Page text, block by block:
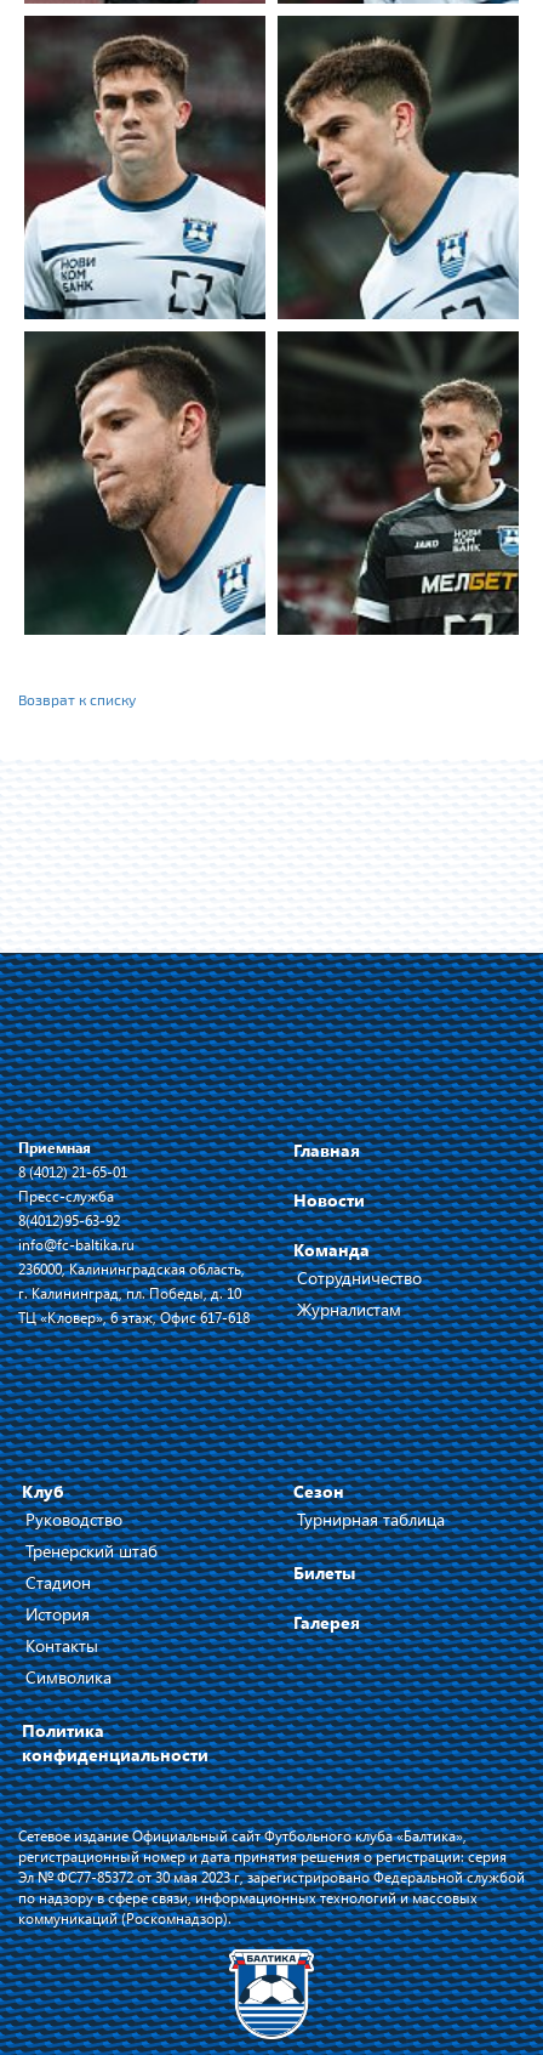
Возврат к списку
Приемная
8 (4012) 21-65-01
Пресс-служба
8(4012)95-63-92
info@fc-baltika.ru
236000, Калининградская область,
г. Калининград, пл. Победы, д. 10
ТЦ «Кловер», 6 этаж, Офис 617-618
Главная
Новости
Команда
Сотрудничество
Журналистам
Клуб
Руководство
Тренерский штаб
Стадион
История
Контакты
Символика
Политика
конфиденциальности
Сезон
Турнирная таблица
Билеты
Галерея
Сетевое издание Официальный сайт Футбольного клуба «Балтика»,
регистрационный номер и дата принятия решения о регистрации: серия
Эл № ФС77-85372 от 30 мая 2023 г, зарегистрировано Федеральной службой
по надзору в сфере связи, информационных технологий и массовых
коммуникаций (Роскомнадзор).